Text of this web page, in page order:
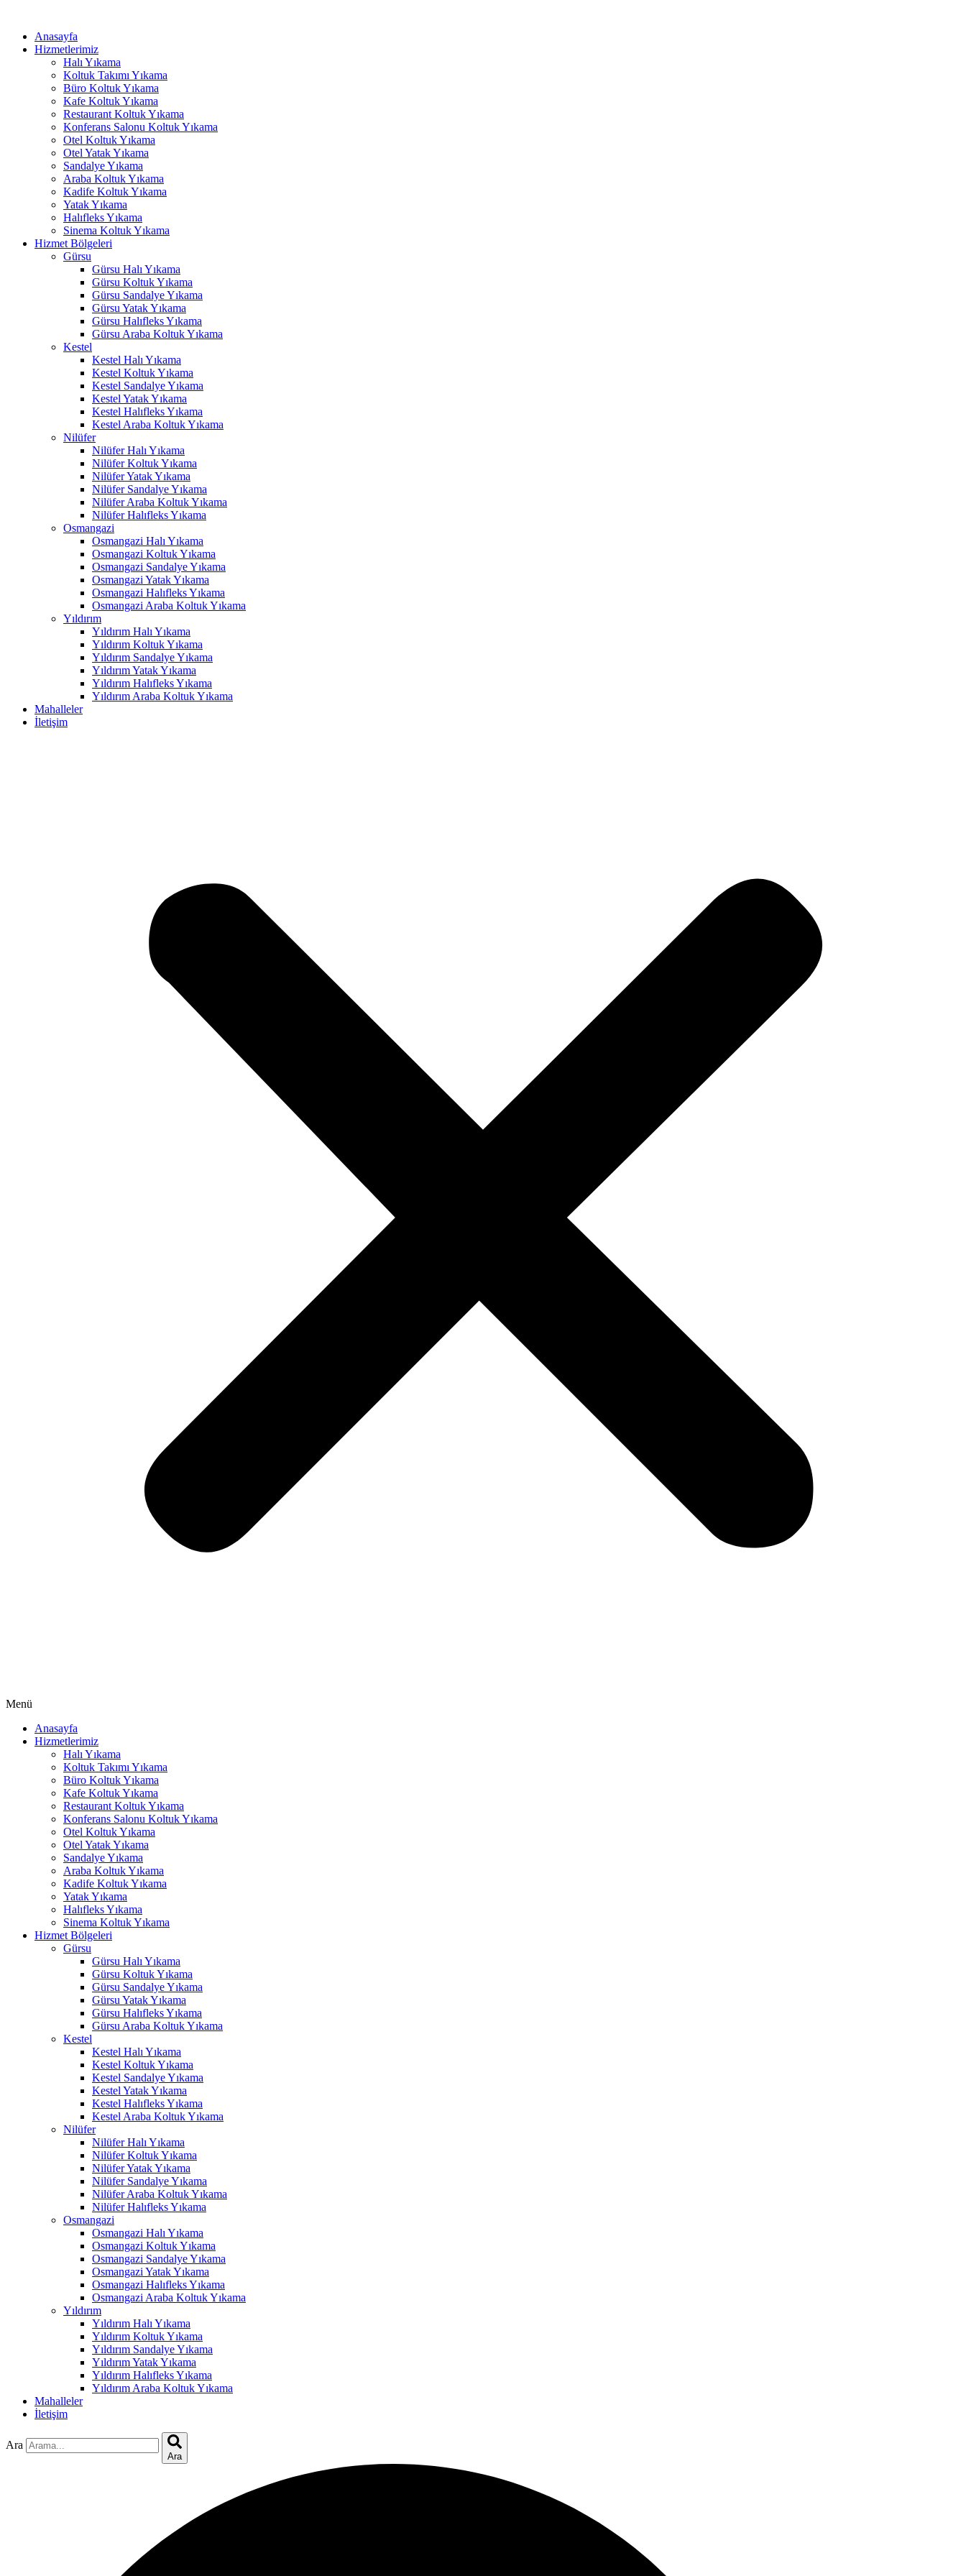
Anasayfa
Hizmetlerimiz
Halı Yıkama
Koltuk Takımı Yıkama
Büro Koltuk Yıkama
Kafe Koltuk Yıkama
Restaurant Koltuk Yıkama
Konferans Salonu Koltuk Yıkama
Otel Koltuk Yıkama
Otel Yatak Yıkama
Sandalye Yıkama
Araba Koltuk Yıkama
Kadife Koltuk Yıkama
Yatak Yıkama
Halıfleks Yıkama
Sinema Koltuk Yıkama
Hizmet Bölgeleri
Gürsu
Gürsu Halı Yıkama
Gürsu Koltuk Yıkama
Gürsu Sandalye Yıkama
Gürsu Yatak Yıkama
Gürsu Halıfleks Yıkama
Gürsu Araba Koltuk Yıkama
Kestel
Kestel Halı Yıkama
Kestel Koltuk Yıkama
Kestel Sandalye Yıkama
Kestel Yatak Yıkama
Kestel Halıfleks Yıkama
Kestel Araba Koltuk Yıkama
Nilüfer
Nilüfer Halı Yıkama
Nilüfer Koltuk Yıkama
Nilüfer Yatak Yıkama
Nilüfer Sandalye Yıkama
Nilüfer Araba Koltuk Yıkama
Nilüfer Halıfleks Yıkama
Osmangazi
Osmangazi Halı Yıkama
Osmangazi Koltuk Yıkama
Osmangazi Sandalye Yıkama
Osmangazi Yatak Yıkama
Osmangazi Halıfleks Yıkama
Osmangazi Araba Koltuk Yıkama
Yıldırım
Yıldırım Halı Yıkama
Yıldırım Koltuk Yıkama
Yıldırım Sandalye Yıkama
Yıldırım Yatak Yıkama
Yıldırım Halıfleks Yıkama
Yıldırım Araba Koltuk Yıkama
Mahalleler
İletişim
Menü
Anasayfa
Hizmetlerimiz
Halı Yıkama
Koltuk Takımı Yıkama
Büro Koltuk Yıkama
Kafe Koltuk Yıkama
Restaurant Koltuk Yıkama
Konferans Salonu Koltuk Yıkama
Otel Koltuk Yıkama
Otel Yatak Yıkama
Sandalye Yıkama
Araba Koltuk Yıkama
Kadife Koltuk Yıkama
Yatak Yıkama
Halıfleks Yıkama
Sinema Koltuk Yıkama
Hizmet Bölgeleri
Gürsu
Gürsu Halı Yıkama
Gürsu Koltuk Yıkama
Gürsu Sandalye Yıkama
Gürsu Yatak Yıkama
Gürsu Halıfleks Yıkama
Gürsu Araba Koltuk Yıkama
Kestel
Kestel Halı Yıkama
Kestel Koltuk Yıkama
Kestel Sandalye Yıkama
Kestel Yatak Yıkama
Kestel Halıfleks Yıkama
Kestel Araba Koltuk Yıkama
Nilüfer
Nilüfer Halı Yıkama
Nilüfer Koltuk Yıkama
Nilüfer Yatak Yıkama
Nilüfer Sandalye Yıkama
Nilüfer Araba Koltuk Yıkama
Nilüfer Halıfleks Yıkama
Osmangazi
Osmangazi Halı Yıkama
Osmangazi Koltuk Yıkama
Osmangazi Sandalye Yıkama
Osmangazi Yatak Yıkama
Osmangazi Halıfleks Yıkama
Osmangazi Araba Koltuk Yıkama
Yıldırım
Yıldırım Halı Yıkama
Yıldırım Koltuk Yıkama
Yıldırım Sandalye Yıkama
Yıldırım Yatak Yıkama
Yıldırım Halıfleks Yıkama
Yıldırım Araba Koltuk Yıkama
Mahalleler
İletişim
Ara
Ara